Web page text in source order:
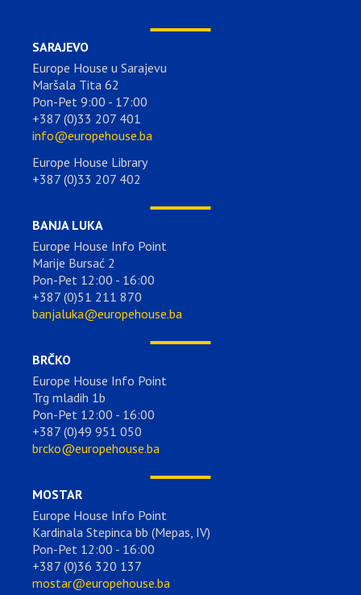
SARAJEVO
Europe House u Sarajevu
Maršala Tita 62
Pon-Pet 9:00 - 17:00
+387 (0)33 207 401
info@europehouse.ba
Europe House Library
+387 (0)33 207 402
BANJA LUKA
Europe House Info Point
Marije Bursać 2
Pon-Pet 12:00 - 16:00
+387 (0)51 211 870
banjaluka@europehouse.ba
BRČKO
Europe House Info Point
Trg mladih 1b
Pon-Pet 12:00 - 16:00
+387 (0)49 951 050
brcko@europehouse.ba
MOSTAR
Europe House Info Point
Kardinala Stepinca bb (Mepas, IV)
Pon-Pet 12:00 - 16:00
+387 (0)36 320 137
mostar@europehouse.ba